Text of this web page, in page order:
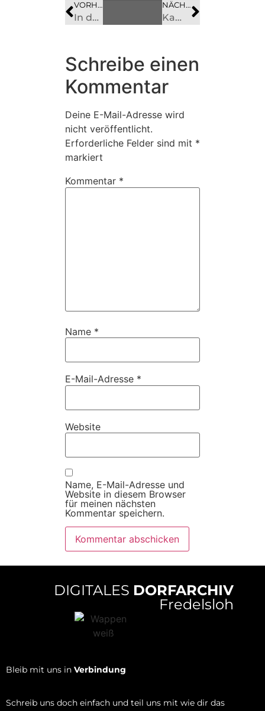
VORHERIGES
In der Briege – Sandsteinbruch
NÄCHSTES
Kampweg 2
Schreibe einen
Kommentar
Deine E-Mail-Adresse wird
nicht veröffentlicht.
Erforderliche Felder sind mit *
markiert
Kommentar *
Name *
E-Mail-Adresse *
Website
Name, E-Mail-Adresse und
Website in diesem Browser
für meinen nächsten
Kommentar speichern.
DIGITALES DORFARCHIV
Fredelsloh
Bleib mit uns in Verbindung
Schreib uns doch einfach und teil uns mit wie dir das